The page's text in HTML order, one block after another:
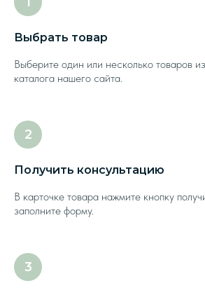
Выбрать товар
Выберите один или несколько товаров
каталога нашего сайта.
Получить консультацию
В карточке товара нажмите кнопку
заполните форму.